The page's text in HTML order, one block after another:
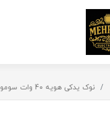
نوک یدکی هویه 4۰ وات سومو SOMO SM140T